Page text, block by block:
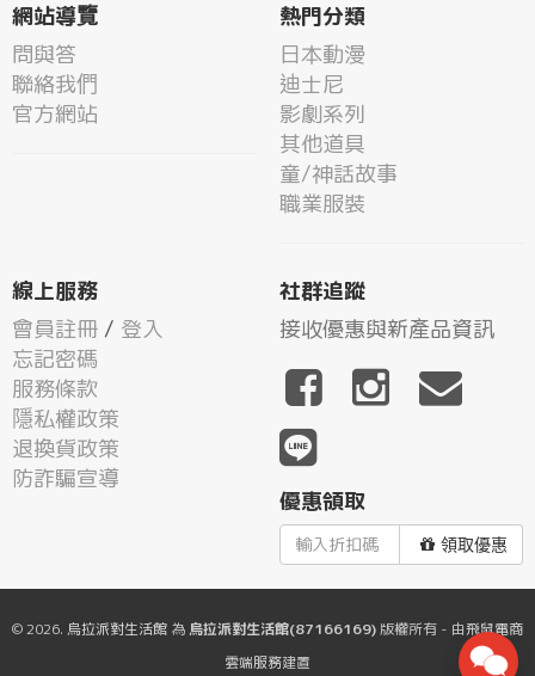
網站導覽
問與答
聯絡我們
官方網站
熱門分類
日本動漫
迪士尼
影劇系列
其他道具
童/神話故事
職業服裝
線上服務
會員註冊 / 登入
忘記密碼
服務條款
隱私權政策
退換貨政策
防詐騙宣導
社群追蹤
接收優惠與新產品資訊
優惠領取
領取優惠
© 2026. 烏拉派對生活館 為 烏拉派對生活館(87166169)版權所有 - 由飛鼠電商
雲端服務建置